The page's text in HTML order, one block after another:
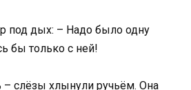
под дых: – Надо было одну
бы только с ней!
– слёзы хлынули ручьём. Она